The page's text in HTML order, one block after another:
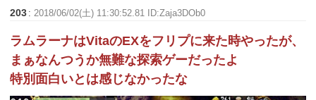
203 : 2018/06/02(土) 11:30:52.81 ID:Zaja3DOb0
ラムラーナはVitaのEXをフリプに来た時やったが、
まぁなんつうか無難な探索ゲーだったよ
特別面白いとは感じなかったな